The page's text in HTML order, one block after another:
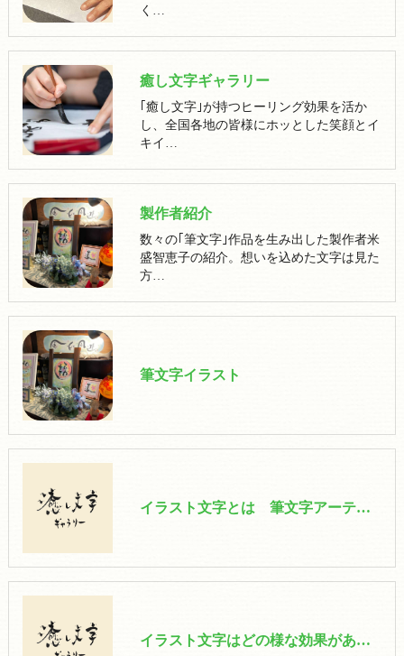
く…
癒し文字ギャラリー
｢癒し文字｣が持つヒーリング効果を活か
し、全国各地の皆様にホッとした笑顔とイ
キイ…
製作者紹介
数々の｢筆文字｣作品を生み出した製作者米
盛智恵子の紹介。想いを込めた文字は見た
方…
筆文字イラスト
イラスト文字とは 筆文字アーティストが解説
イラスト文字はどの様な効果があるか？